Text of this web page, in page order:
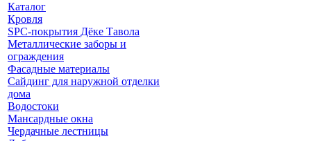
Каталог
Кровля
SPC-покрытия Дёке Тавола
Металлические заборы и
ограждения
Фасадные материалы
Сайдинг для наружной отделки
дома
Водостоки
Мансардные окна
Чердачные лестницы